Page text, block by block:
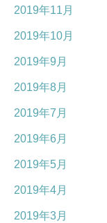
2019年11月
2019年10月
2019年9月
2019年8月
2019年7月
2019年6月
2019年5月
2019年4月
2019年3月